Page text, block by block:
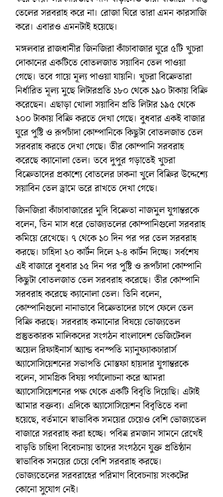
তেলের সরবরাহ করে না। রোজা ঘিরে তারা এমন কারসাজি
করে। এবারও এমনটাই হয়েছে।
মঙ্গলবার রাজধানীর জিনজিরা কাঁচাবাজার ঘুরে ৫টি খুচরা
দোকানের একটিতে বোতলজাত সয়াবিন তেল পাওয়া
গেছে। তবে গায়ে মূল্য পাওয়া যায়নি। খুচরা বিক্রেতারা
নির্ধারিত মূল্য মুছে লিটারপ্রতি ১৮০ থেকে ১৯০ টাকায় বিক্রি
করেছেন। এছাড়া খোলা সয়াবিন প্রতি লিটার ১৯৫ থেকে
২০০ টাকায় বিক্রি করতে দেখা গেছে। বুধবার একই বাজার
ঘুরে পুষ্টি ও রূপচাঁদা কোম্পানিকে কিছুটা বোতলজাত তেল
সরবরাহ করতে দেখা গেছে। তীর কোম্পানি সরবরাহ
করেছে ক্যানোলা তেল। তবে দুপুর গড়াতেই খুচরা
বিক্রেতাদের প্রকাশ্যে বোতলের ঢাকনা খুলে বিক্রির উদ্দেশ্যে
সয়াবিন তেল ড্রামে ভরে রাখতে দেখা গেছে।
জিনজিরা কাঁচাবাজারের মুদি বিক্রেতা নাজমুল যুগান্তরকে
বলেন, তিন মাস ধরে ভোজ্যতলের কোম্পানিগুলো সরবরাহ
কমিয়ে রেখেছে। ৭ থেকে ১০ দিন পর পর তেল সরবরাহ
করছে। চাহিদা ২০ কার্টন দিলে ২-৪ কার্টন দিচ্ছে। সর্বশেষ
এই বাজারে বুধবার ১৫ দিন পর পুষ্টি ও রূপচাঁদা কোম্পানি
কিছুটা বোতলজাত তেল সরবরাহ করেছে। তীর কোম্পানি
সরবরাহ করেছে ক্যানোলা তেল। তিনি বলেন,
কোম্পানিগুলো নানাভাবে বিক্রেতাদের চাপে ফেলে তেল
বিক্রি করছে। সরবরাহ কমানোর বিষয়ে ভোজ্যতেল
প্রস্তুতকারক মালিকদের সংগঠন বাংলাদেশ ভেজিটেবল
অয়েল রিফাইনার্স অ্যান্ড বনস্পতি ম্যানুফ্যাকচারার্স
অ্যাসোসিয়েশনের সভাপতি মোস্তফা হায়দার যুগান্তরকে
বলেন, সামগ্রিক বিষয় পর্যালোচনা করে আমরা
অ্যাসোসিয়েশনের পক্ষ থেকে একটি বিবৃতি দিয়েছি। এটাই
আমার বক্তব্য। এদিকে অ্যাসোসিয়েশন বিবৃতিতে বলা
হয়েছে, বর্তমানে স্বাভাবিক সময়ের চেয়েও বেশি ভোজ্যতেল
বাজারে সরবরাহ করা হচ্ছে। পবিত্র রমজান সামনে রেখেই
বাড়তি চাহিদা বিবেচনায় তাদের সংগঠনে যুক্ত প্রতিষ্ঠান
স্বাভাবিক সময়ের চেয়ে বেশি সরবরাহ করছে।
ভোজ্যতেলের সরবরাহের পরিমাণ বিবেচনায় সংকটের
কোনো সুযোগ নেই।